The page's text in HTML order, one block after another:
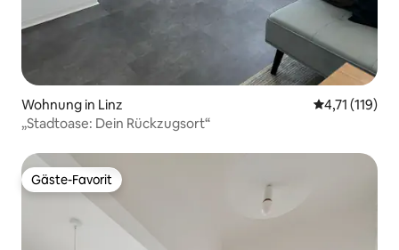
Wohnung in Linz
4,71 (119)
„Stadtoase: Dein Rückzugsort“
Gäste-Favorit
Gäste-Favorit